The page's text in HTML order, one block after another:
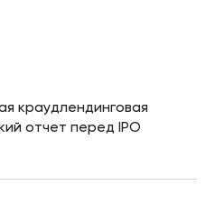
краудлендинговая
отчет перед IPO